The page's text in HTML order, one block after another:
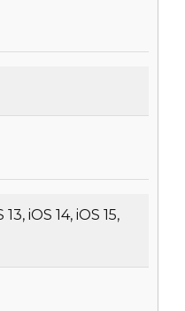
13, iOS 14, iOS 15,